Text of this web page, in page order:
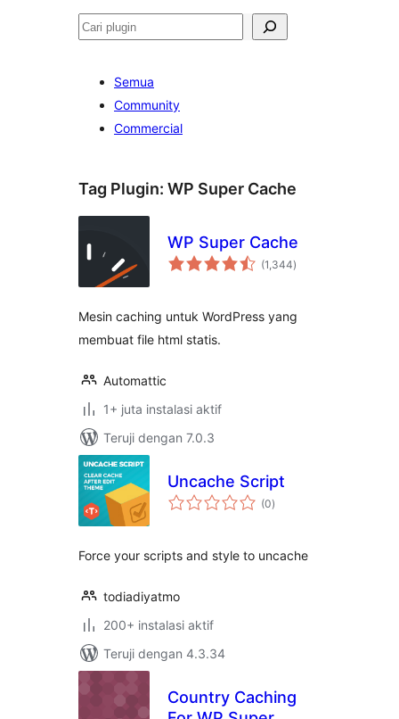
Cari
Semua
Community
Commercial
Tag Plugin: WP Super Cache
WP Super Cache
(1,344total
rating
)
Mesin caching untuk WordPress yang
membuat file html statis.
Automattic
1+ juta instalasi aktif
Teruji dengan 7.0.3
Uncache Script
(0total
rating
)
Force your scripts and style to uncache
todiadiyatmo
200+ instalasi aktif
Teruji dengan 4.3.34
Country Caching